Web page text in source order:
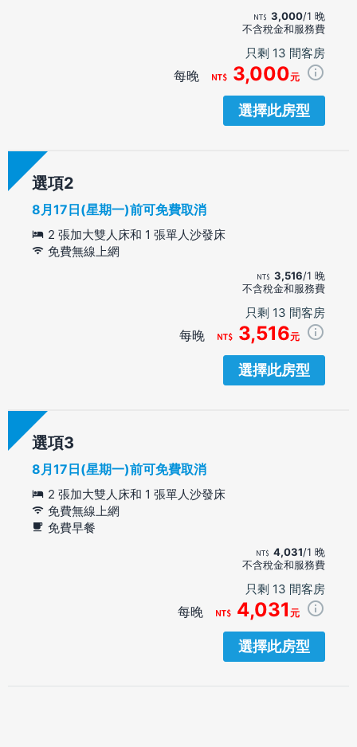
3,000/1 晚
不含稅金和服務費
只剩 13 間客房
每晚 3,000元
選擇此房型
選項
8月17日(星期一)前可免費取消
2 張加大雙人床和 1 張單人沙發床
免費無線上網
3,516/1 晚
不含稅金和服務費
只剩 13 間客房
每晚 3,516元
選擇此房型
選項
8月17日(星期一)前可免費取消
2 張加大雙人床和 1 張單人沙發床
免費無線上網
免費早餐
4,031/1 晚
不含稅金和服務費
只剩 13 間客房
每晚 4,031 元
選擇此房型